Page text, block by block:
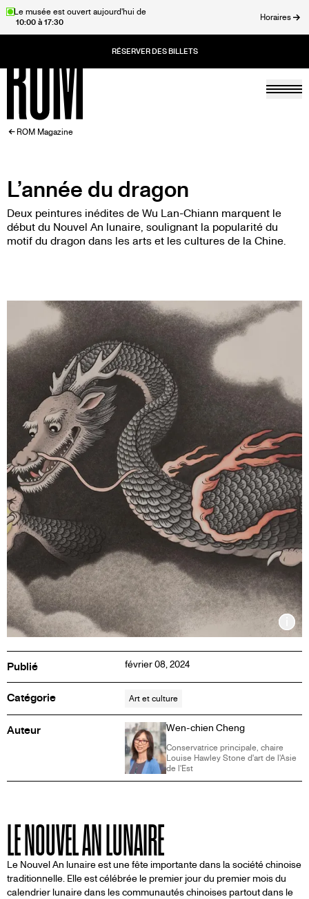
AllerLe musée est ouvert aujourd'hui de
10:00 à 17:30
Horaires
Accueil
FIL
D'ARIANE
ROM Magazine
L’année du dragon
Deux peintures inédites de Wu Lan-Chiann marquent le
début du Nouvel An lunaire, soulignant la popularité du
motif du dragon dans les arts et les cultures de la Chine.
Publié février 08, 2024
Catégorie Art et culture
Auteur Wen-chien Cheng
Conservatrice principale, chaire
Louise Hawley Stone d'art de l'Asie
de l'Est
LE NOUVEL AN LUNAIRE
Le Nouvel An lunaire est une fête importante dans la société chinoise
traditionnelle. Elle est célébrée le premier jour du premier mois du
calendrier lunaire dans les communautés chinoises partout dans le